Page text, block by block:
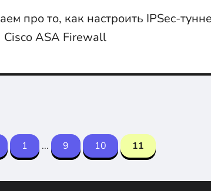
про то, как настроить IPSec-
ASA Firewall
1 ... 9 10 11